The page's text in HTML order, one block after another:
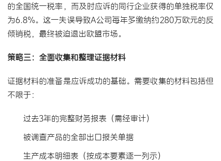
的全国统一税率，而及时应诉的同行企业获得的单独税率仅
为6.8%。这一失误导致A公司每年多缴纳约280万欧元的反
倾销税，最终被迫退出欧盟市场。
策略三：全面收集和整理证据材料
证据材料的准备是应诉成功的基础。需要收集的材料包括但
不限于：
过去3年的完整财务报表（需经审计）
被调查产品的全部出口报关单据
生产成本明细表（按成本要素逐一列示）